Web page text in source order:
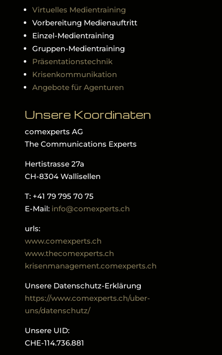
Virtuelles Medientraining
Vorbereitung Medienauftritt
Einzel-Medientraining
Gruppen-Medientraining
Präsentationstechnik
Krisenkommunikation
Angebote für Agenturen
Unsere Koordinaten
comexperts AG
The Communications Experts
Hertistrasse 27a
CH-8304 Wallisellen
T: +41 79 795 70 75
E-Mail: info@comexperts.ch
urls:
www.comexperts.ch
www.thecomexperts.ch
krisenmanagement.comexperts.ch
Unsere Datenschutz-Erklärung
https://www.comexperts.ch/uber-
uns/datenschutz/
Unsere UID:
CHE-114.736.881